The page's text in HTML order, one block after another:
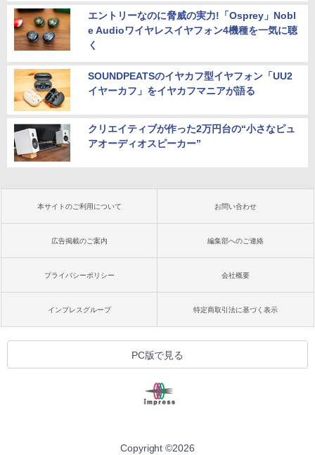
エントリーなのに脅威の実力!「Osprey」Nobl
e Audioワイヤレスイヤフォン4機種を一気に聴
く
SOUNDPEATSのイヤカフ型イヤフォン「UU2
イヤーカフ」をイヤカフマニアが語る
クリエイティブが作った2万円台の“小さなピュ
アオーディオスピーカー”
本サイトのご利用について お問い合わせ
広告掲載のご案内 編集部へのご連絡
プライバシーポリシー 会社概要
インプレスグループ 特定商取引法に基づく表示
PC版で見る
Copyright ©2026